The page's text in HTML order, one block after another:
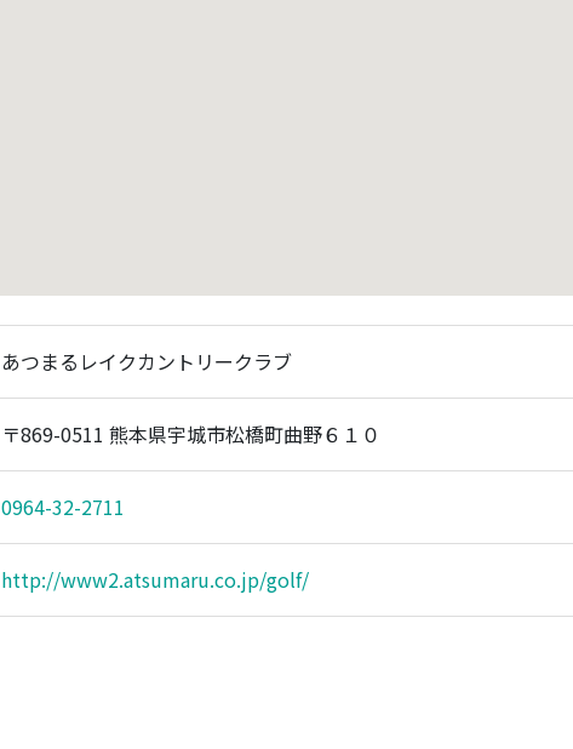
あつまるレイクカントリークラブ
〒869-0511 熊本県宇城市松橋町曲野６１０
0964-32-2711
http://www2.atsumaru.co.jp/golf/